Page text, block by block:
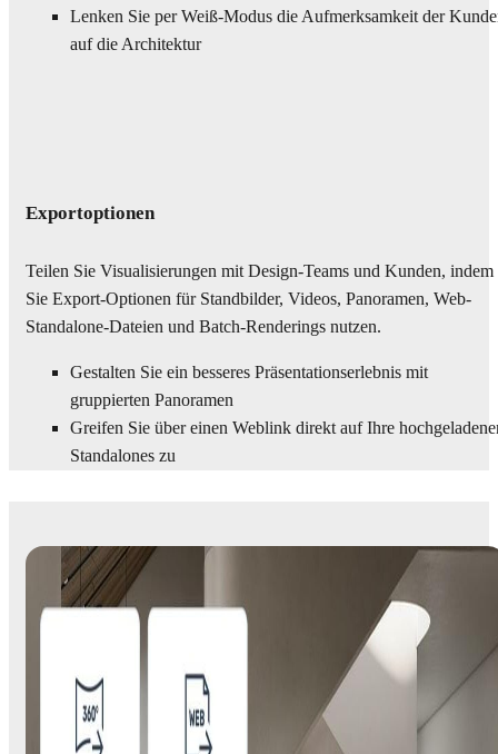
Lenken Sie per Weiß-Modus die Aufmerksamkeit der
auf die Architektur
Exportoptionen
Teilen Sie Visualisierungen mit Design-Teams und Kunden, indem
Sie Export-Optionen für Standbilder, Videos, Panoramen, Web-
Standalone-Dateien und Batch-Renderings nutzen.
Gestalten Sie ein besseres Präsentationserlebnis mit
gruppierten Panoramen
Greifen Sie über einen Weblink direkt auf Ihre
Standalones zu